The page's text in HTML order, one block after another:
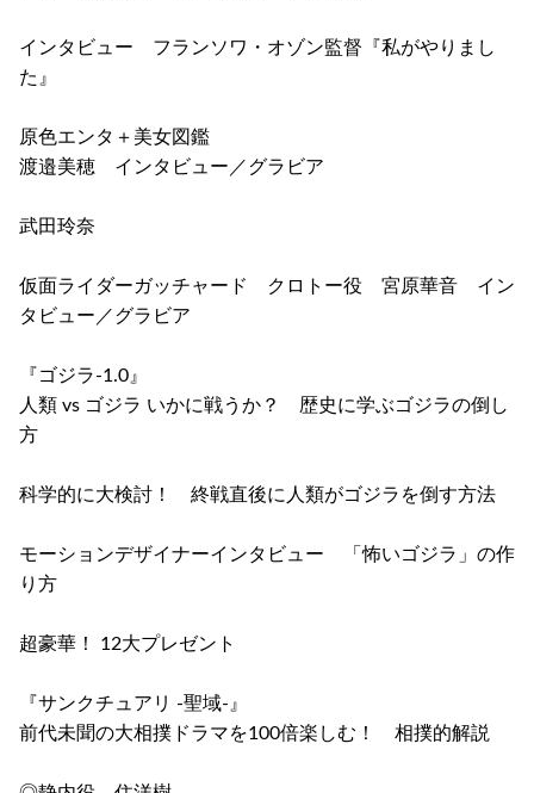
インタビュー フランソワ・オゾン監督『私がやりまし
た』
原色エンタ＋美女図鑑
渡邉美穂 インタビュー／グラビア
武田玲奈
仮面ライダーガッチャード クロトー役 宮原華音 イン
タビュー／グラビア
『ゴジラ-1.0』
人類 vs ゴジラ いかに戦うか？ 歴史に学ぶゴジラの倒し
方
科学的に大検討！ 終戦直後に人類がゴジラを倒す方法
モーションデザイナーインタビュー 「怖いゴジラ」の作
り方
超豪華！ 12大プレゼント
『サンクチュアリ -聖域-』
前代未聞の大相撲ドラマを100倍楽しむ！ 相撲的解説